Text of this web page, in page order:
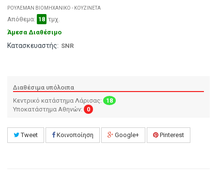
ΡΟΥΛΕΜΑΝ ΒΙΟΜΗΧΑΝΙΚΟ - ΚΟΥΖΙΝΕΤΑ
Απόθεμα: 18 τμχ.
Άμεσα Διαθέσιμο
Κατασκευαστής: SNR
Διαθέσιμα υπόλοιπα
Κεντρικό κατάστημα Λάρισας:
18
Υποκατάστημα Αθηνών:
0
Tweet Κοινοποίηση Google+ Pinterest